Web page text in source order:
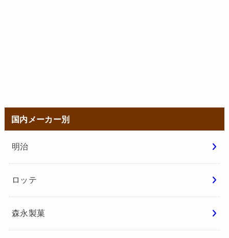
国内メーカー別
明治
ロッテ
森永製菓